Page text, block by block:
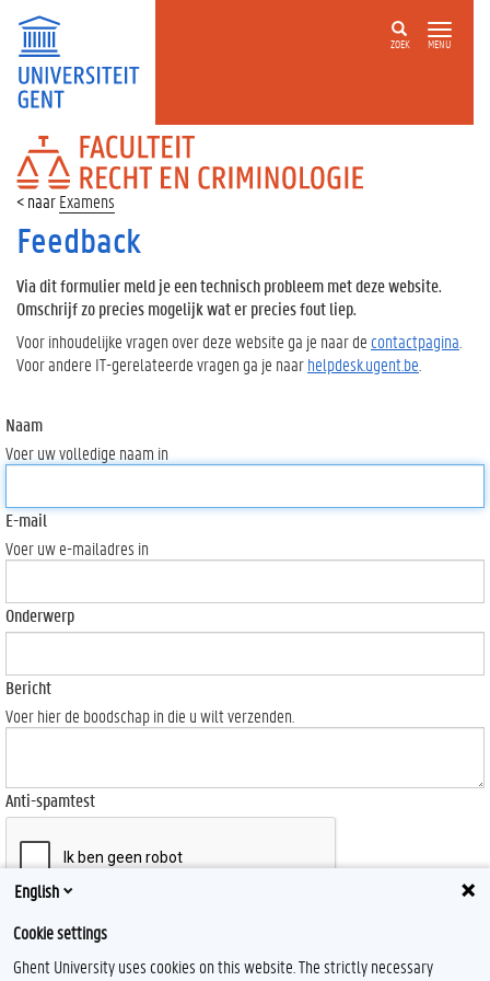
ZOEK MENU
FACULTEIT
RECHT
EN
CRIMINOLOGIE
Examens
Feedback
Via dit formulier meld je een technisch probleem met deze website.
Omschrijf zo precies mogelijk wat er precies fout liep.
Voor inhoudelijke vragen over deze website ga je naar de contactpagina
Voor andere IT-gerelateerde vragen ga je naarhelpdesk.ugent.be
Naam
Voer uw volledige naam in
E-mail
Voer uw e-mailadres in
Onderwerp
Bericht
Voer hier de boodschap in die u wilt verzenden.
Anti-spamtest
Send
English
Cookie settings
Ghent University uses cookies on this website. The strictly necessary